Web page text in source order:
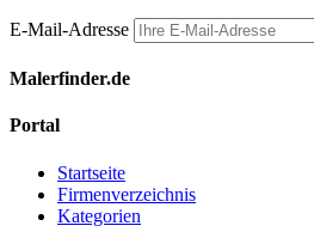
E-Mail-Adresse
Malerfinder.de
Portal
Startseite
Firmenverzeichnis
Kategorien